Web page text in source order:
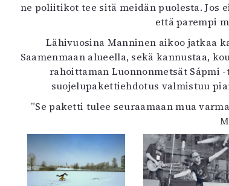
ne poliitikot tee sitä meidän puolesta. Jos
että parempi
Lähivuosina Manninen aikoo jatkaa
Saamenmaan alueella, sekä kannustaa,
rahoittaman Luonnonmetsät Sápmi
suojelupakettiehdotus valmistuu
”Se paketti tulee seuraamaan mua